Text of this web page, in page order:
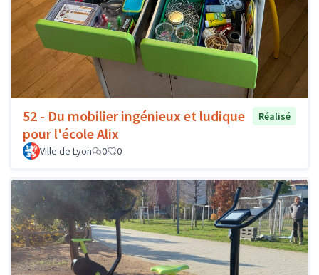
52 - Du mobilier ingénieux et ludique
pour l'école Alix
Réalisé
Ville de Lyon 0 0